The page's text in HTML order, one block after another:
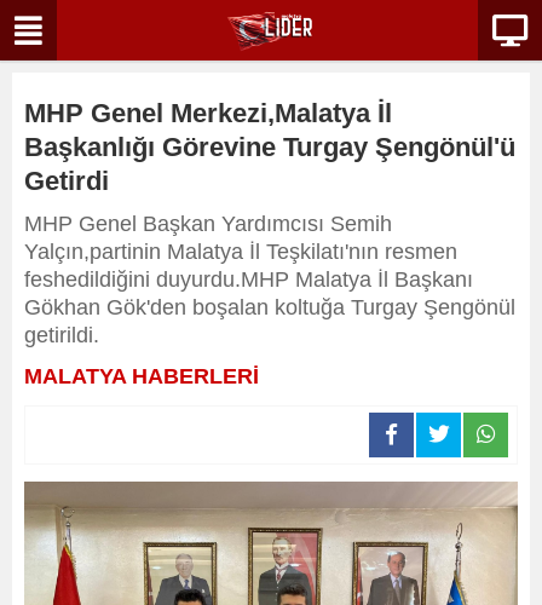
MHP Genel Merkezi,Malatya İl
Başkanlığı Görevine Turgay Şengönül'ü
Getirdi
MHP Genel Başkan Yardımcısı Semih
Yalçın,partinin Malatya İl Teşkilatı'nın resmen
feshedildiğini duyurdu.MHP Malatya İl Başkanı
Gökhan Gök'den boşalan koltuğa Turgay Şengönül
getirildi.
MALATYA HABERLERİ